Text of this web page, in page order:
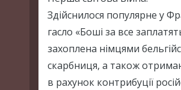
Здійснилося популярне у
гасло «Боші за все
захоплена німцями
скарбниця, а також
в рахунок контрибуції